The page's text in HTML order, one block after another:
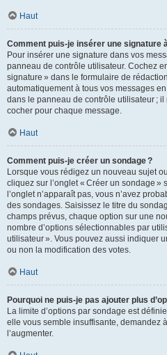
Haut
Comment puis-je insérer une signature
Pour insérer une signature dans vos
panneau de contrôle utilisateur. Cochez
signature » dans le formulaire de
automatiquement à tous vos messages
dans le panneau de contrôle utilisateur ;
cocher pour chaque message.
Haut
Comment puis-je créer un sondage ?
Lorsque vous rédigez un nouveau sujet
cliquez sur l’onglet « Créer un sondage
l’onglet n’apparaît pas, vous n’avez
des sondages. Saisissez le titre du
champs prévus, chaque option sur une
nombre d’options sélectionnables par
utilisateur ». Vous pouvez aussi indiquer
ou non la modification des votes.
Haut
Pourquoi ne puis-je pas ajouter plus
La limite d’options par sondage est
elle vous semble insuffisante, demandez
l’augmenter.